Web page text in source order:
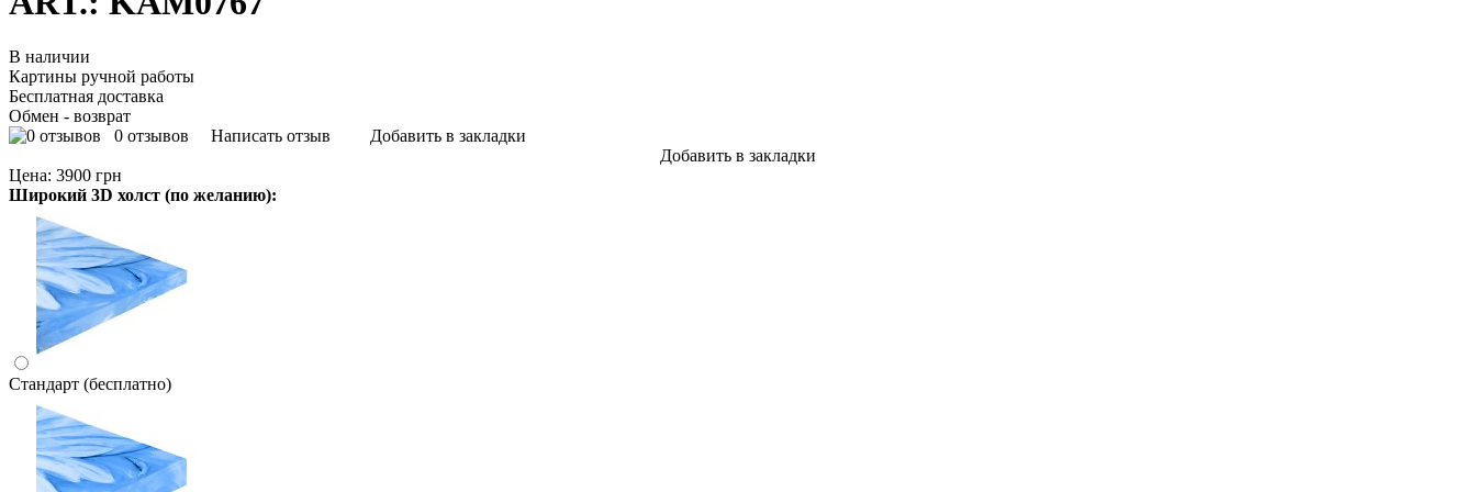
В наличии
Картины ручной работы
Бесплатная доставка
Обмен - возврат
0 отзывов
Написать отзыв
Добавить в закладки
Добавить в закладки
Цена: 3900 грн
Широкий 3D холст (по желанию):
Стандарт (бесплатно)